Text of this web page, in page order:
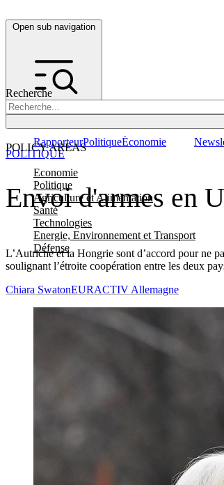
Open sub navigation
Recherche
POLICY AREAS
Economie
Politique
Agriculture et Alimentation
Santé
Technologies
Energie, Environnement et Transport
Défense
RapporteurPolitiqueÉconomie
Envoi d'armes en
L’Autriche et la Hongrie sont d’accord pour ne
soulignant l’étroite coopération entre les deux
POLITIQUE
Chiara SwatonEURACTIV Allemagne